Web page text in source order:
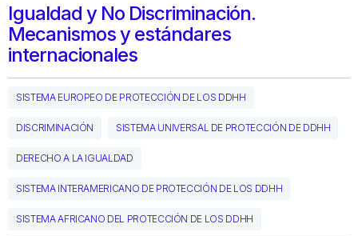
Igualdad y No Discriminación.
Mecanismos y estándares
internacionales
SISTEMA EUROPEO DE PROTECCIÓN DE LOS DDHH
DISCRIMINACIÓN SISTEMA UNIVERSAL DE PROTECCIÓN DE DDHH
DERECHO A LA IGUALDAD
SISTEMA INTERAMERICANO DE PROTECCIÓN DE LOS DDHH
SISTEMA AFRICANO DEL PROTECCIÓN DE LOS DDHH